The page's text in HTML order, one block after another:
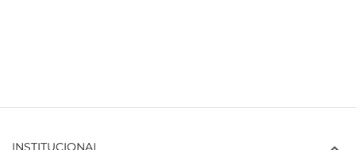
INSTITUCIONAL